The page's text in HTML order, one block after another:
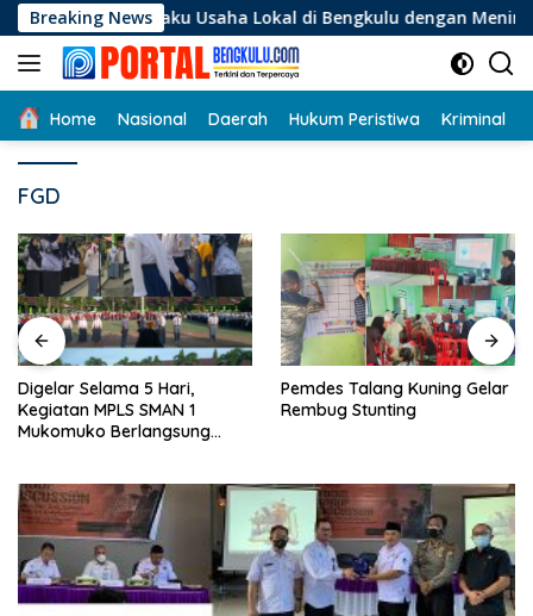
Langsung
ke
konten
Breaking News
Usaha Lokal di Bengkulu dengan Meningkatkan Ruang
Home Nasional Daerah Hukum Peristiwa Kriminal
FGD
Digelar Selama 5 Hari,
Kegiatan MPLS SMAN 1
Mukomuko Berlangsung
Pemdes Talang Kuning Gelar
Rembug Stunting